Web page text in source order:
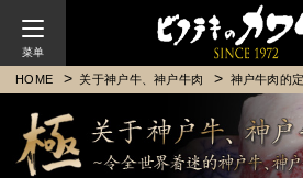
HOME 关于神户牛、神户牛肉 神户牛肉的